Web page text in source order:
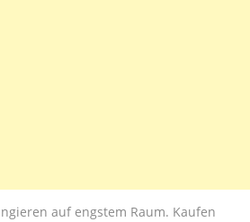
auf engstem Raum. Kaufen